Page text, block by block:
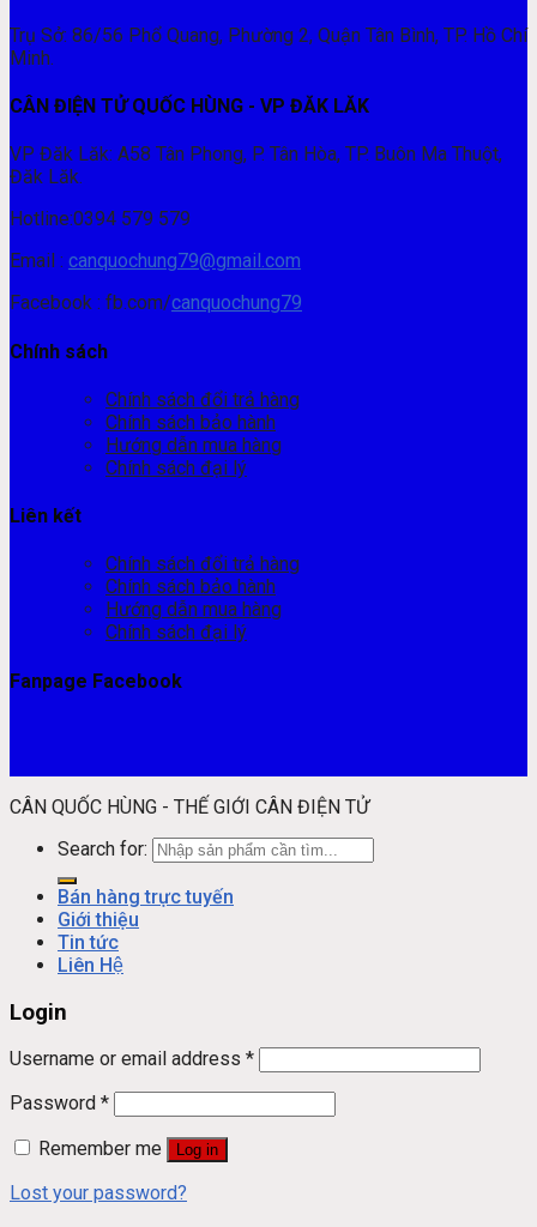
Trụ Sở: 86/56 Phổ Quang, Phường 2, Quận Tân Bình, TP. Hồ Chí
Minh.
CÂN ĐIỆN TỬ QUỐC HÙNG - VP ĐĂK LĂK
VP Đăk Lăk: A58 Tân Phong, P. Tân Hòa, TP. Buôn Ma Thuột,
Đăk Lăk.
Hotline:0394 579 579
Email : canquochung79@gmail.com
Facebook : fb.com/canquochung79
Chính sách
Chính sách đổi trả hàng
Chính sách bảo hành
Hướng dẫn mua hàng
Chính sách đại lý
Liên kết
Chính sách đổi trả hàng
Chính sách bảo hành
Hướng dẫn mua hàng
Chính sách đại lý
Fanpage Facebook
CÂN QUỐC HÙNG - THẾ GIỚI CÂN ĐIỆN TỬ
Search for:
Bán hàng trực tuyến
Giới thiệu
Tin tức
Liên Hệ
Login
Username or email address *
Password *
Remember me
Log in
Lost your password?